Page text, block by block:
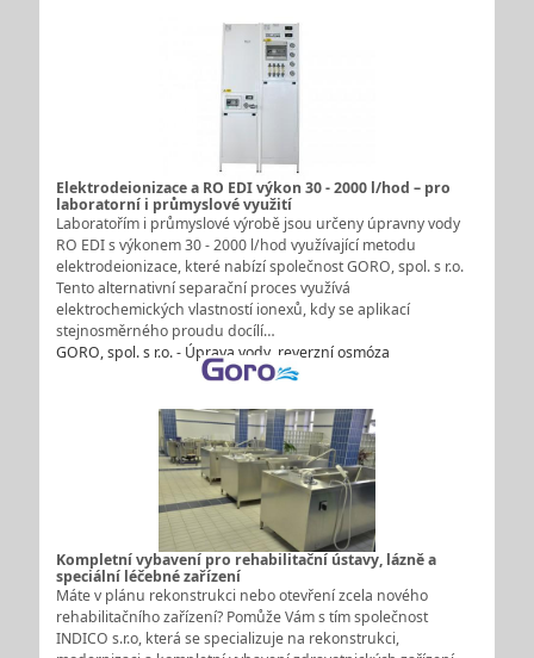
Elektrodeionizace a RO EDI výkon 30 - 2000 l/hod – pro
laboratorní i průmyslové využití
Laboratořím i průmyslové výrobě jsou určeny úpravny vody
RO EDI s výkonem 30 - 2000 l/hod využívající metodu
elektrodeionizace, které nabízí společnost GORO, spol. s r.o.
Tento alternativní separační proces využívá
elektrochemických vlastností ionexů, kdy se aplikací
stejnosměrného proudu docílí…
GORO, spol. s r.o. - Úprava vody, reverzní osmóza
Kompletní vybavení pro rehabilitační ústavy, lázně a
speciální léčebné zařízení
Máte v plánu rekonstrukci nebo otevření zcela nového
rehabilitačního zařízení? Pomůže Vám s tím společnost
INDICO s.r.o, která se specializuje na rekonstrukci,